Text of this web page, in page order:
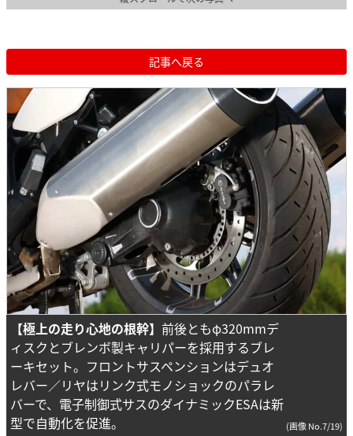
記事へ戻る
【極上の走り心地の根幹】 前後ともφ320mmデ
ィスクとブレンボ製キャリパーを採用するブレ
ーキセット。フロントサスペンションはデュオ
レバー／リヤはリンク式モノショックのパラレ
バーで、電子制御式サスのダイナミックESAは新
型で自動化を促進。
(画像 No.7/19)